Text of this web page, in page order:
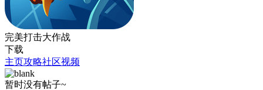
完美打击大作战
下载
主页攻略社区视频
暂时没有帖子~